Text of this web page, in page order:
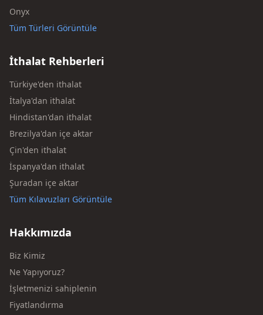
Onyx
Tüm Türleri Görüntüle
İthalat Rehberleri
Türkiye'den ithalat
İtalya'dan ithalat
Hindistan'dan ithalat
Brezilya'dan içe aktar
Çin'den ithalat
İspanya'dan ithalat
Şuradan içe aktar
Tüm Kılavuzları Görüntüle
Hakkımızda
Biz Kimiz
Ne Yapıyoruz?
İşletmenizi sahiplenin
Fiyatlandırma